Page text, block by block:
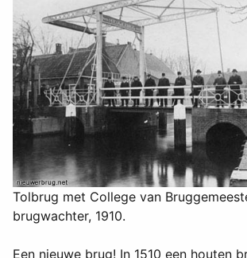
Tolbrug met College van
brugwachter, 1910.
Een nieuwe brug! In 1510 een houten